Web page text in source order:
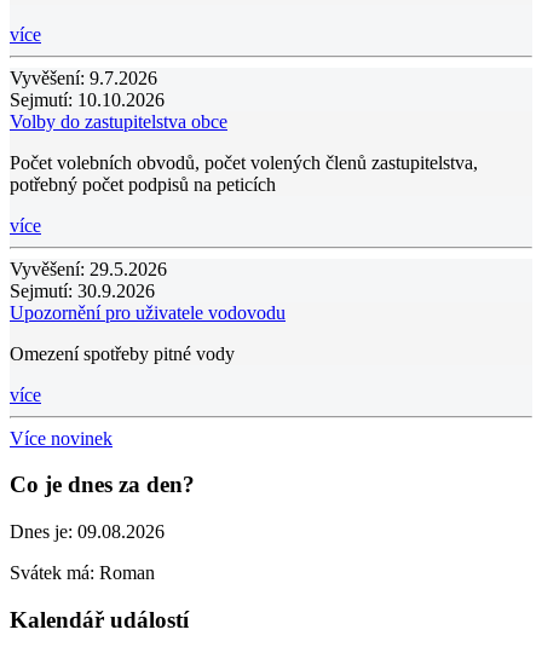
více
Vyvěšení: 9.7.2026
Sejmutí: 10.10.2026
Volby do zastupitelstva obce
Počet volebních obvodů, počet volených členů zastupitelstva,
potřebný počet podpisů na peticích
více
Vyvěšení: 29.5.2026
Sejmutí: 30.9.2026
Upozornění pro uživatele vodovodu
Omezení spotřeby pitné vody
více
Více novinek
Co je dnes za den?
Dnes je: 09.08.2026
Svátek má: Roman
Kalendář událostí